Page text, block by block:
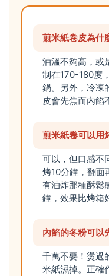
煎米紙卷皮為什
油溫不夠高，或
制在170-180度
鍋。另外，冷凍
皮會先焦而內餡
煎米紙卷可以用
可以，但口感不
烤10分鐘，翻面
有油炸那種酥鬆
鐘，效果比烤箱
內餡的冬粉可以
千萬不要！燙過
米紙濕掉。正確